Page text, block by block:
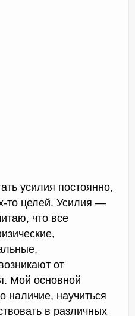
усилия постоянно,
то целей. Усилия —
что все
от
Мой основной
наличие, научиться
в различных